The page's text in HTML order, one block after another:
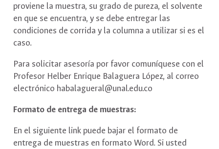
proviene la muestra, su grado de pureza, el solvente
en que se encuentra, y se debe entregar las
condiciones de corrida y la columna a utilizar si es el
caso.
Para solicitar asesoría por favor comuníquese con el
Profesor Helber Enrique Balaguera López, al correo
electrónico habalagueral@unal.edu.co
Formato de entrega de muestras:
En el siguiente link puede bajar el formato de
entrega de muestras en formato Word. Si usted